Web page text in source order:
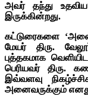
அவர் தந்து
இருக்கின்றது.
கட்டுரைகளை
மேயர் திரு.
புத்தகமாக
பெரியவர் திரு.
இவ்வளவு
அனைவருக்கும்